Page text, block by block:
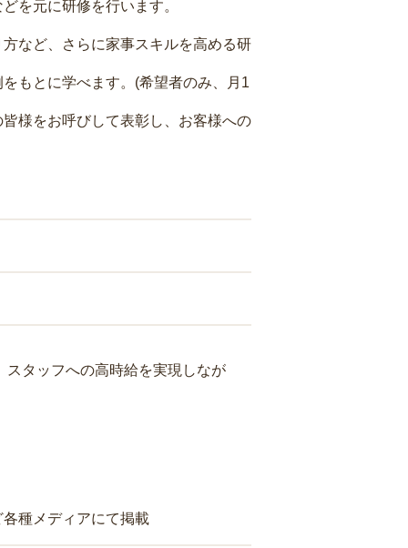
を元に研修を行います。
など、さらに家事スキルを高める研
もとに学べます。(希望者のみ、月1
様をお呼びして表彰し、お客様への
タッフへの高時給を実現しなが
種メディアにて掲載